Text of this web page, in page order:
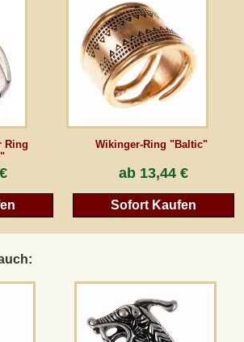
Ring
Wikinger-Ring "Baltic"
ab 13,44 €
Sofort Kaufen